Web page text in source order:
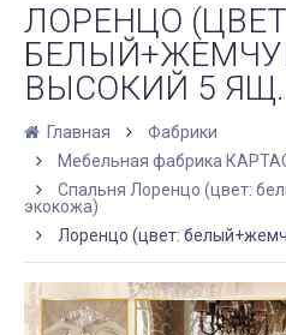
ЛОРЕНЦО
ВЫСОКИЙ 5 ЯЩ.
Главная
Фабрики
Мебельная фабрика
Спальня Лоренцо (цвет:
экокожа)
Лоренцо (цвет: